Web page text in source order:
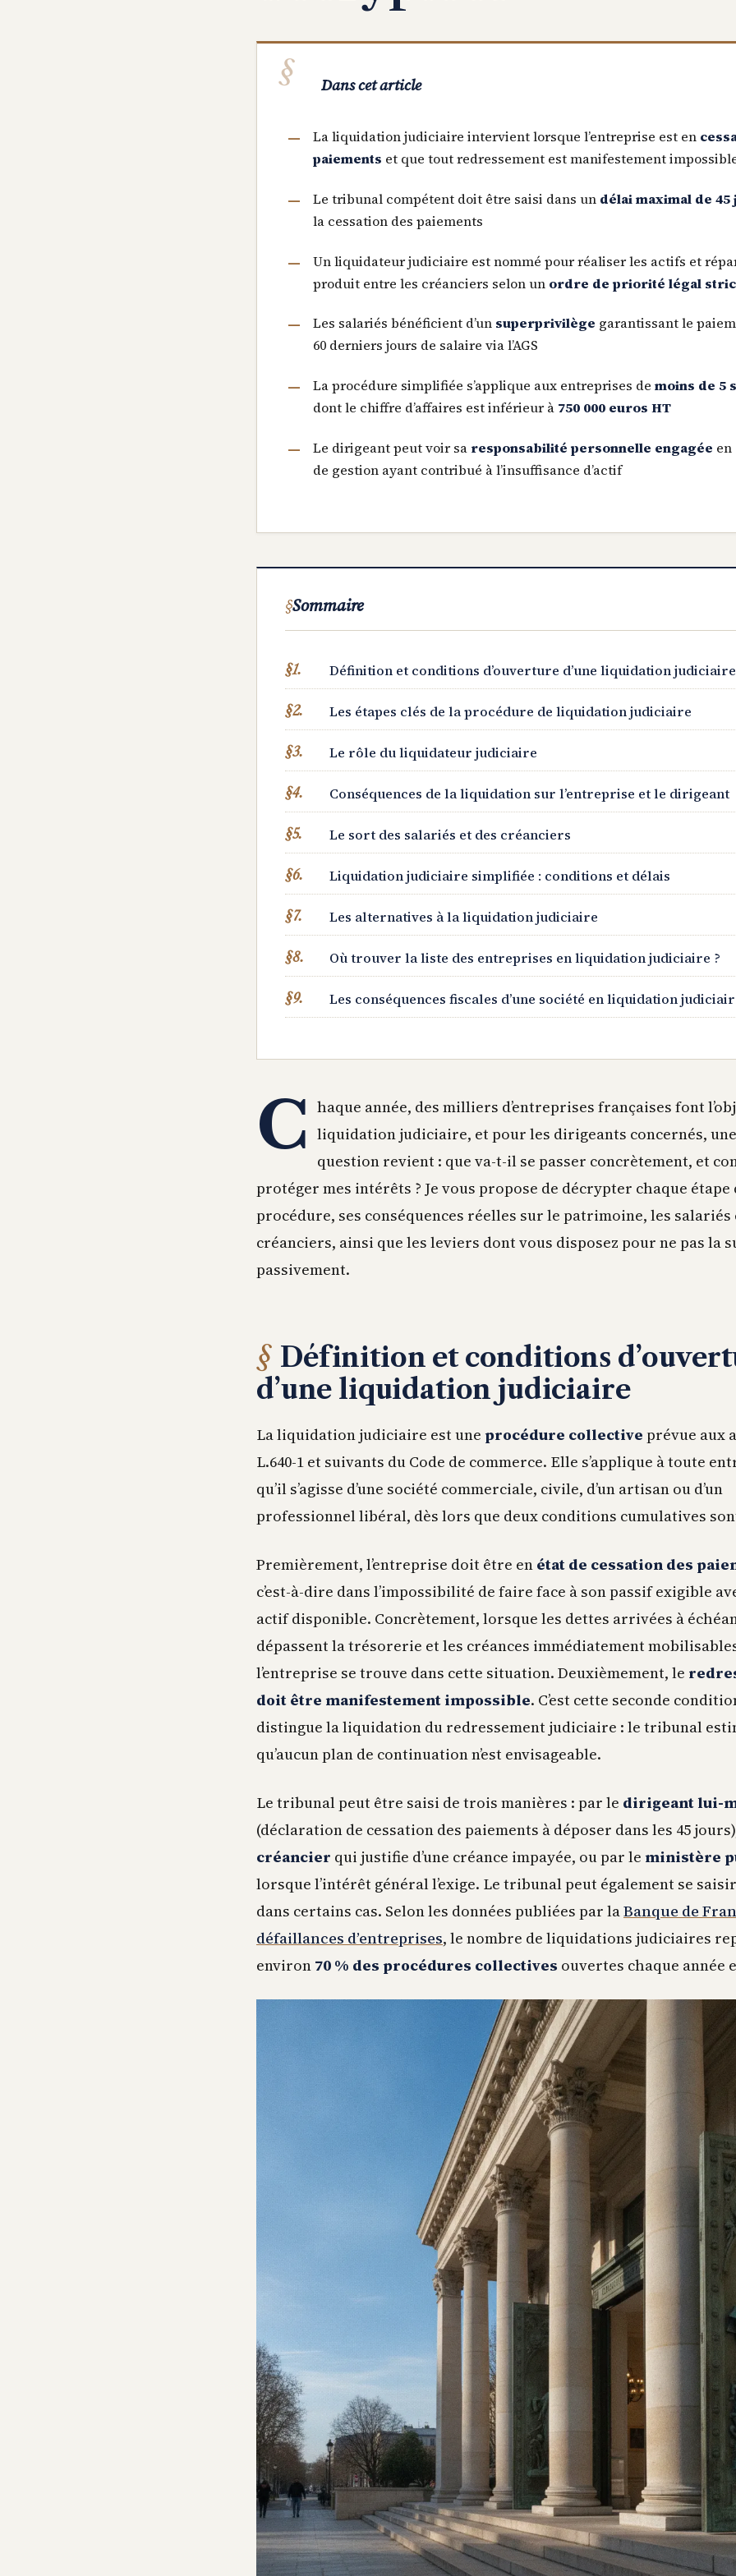
Dans cet article
La liquidation judiciaire intervient lorsque l’entreprise est en
paiements et que tout redressement est manifestement
Le tribunal compétent doit être saisi dans un délai maximal de
la cessation des paiements
Un liquidateur judiciaire est nommé pour réaliser les actifs et
produit entre les créanciers selon un ordre de priorité légal
Les salariés bénéficient d’un superprivilège garantissant le
60 derniers jours de salaire via l’AGS
La procédure simplifiée s’applique aux entreprises de moins de 5
dont le chiffre d’affaires est inférieur à 750 000 euros HT
Le dirigeant peut voir sa responsabilité personnelle engagée en
de gestion ayant contribué à l’insuffisance d’actif
Sommaire
Définition et conditions d’ouverture d’une liquidation judiciaire
Les étapes clés de la procédure de liquidation judiciaire
Le rôle du liquidateur judiciaire
Conséquences de la liquidation sur l’entreprise et le dirigeant
Le sort des salariés et des créanciers
Liquidation judiciaire simplifiée : conditions et délais
Les alternatives à la liquidation judiciaire
Où trouver la liste des entreprises en liquidation judiciaire ?
Les conséquences fiscales d’une société en liquidation
C haque année, des milliers d’entreprises françaises font
liquidation judiciaire, et pour les dirigeants concernés,
question revient : que va-t-il se passer concrètement, et
protéger mes intérêts ? Je vous propose de décrypter chaque étape
procédure, ses conséquences réelles sur le patrimoine, les salariés
créanciers, ainsi que les leviers dont vous disposez pour ne pas la
passivement.
Définition et conditions
d’une liquidation judiciaire
La liquidation judiciaire est une procédure collective prévue aux
L.640-1 et suivants du Code de commerce. Elle s’applique à toute
qu’il s’agisse d’une société commerciale, civile, d’un artisan ou d’un
professionnel libéral, dès lors que deux conditions cumulatives
Premièrement, l’entreprise doit être en état de cessation des
c’est-à-dire dans l’impossibilité de faire face à son passif exigible
actif disponible. Concrètement, lorsque les dettes arrivées à
dépassent la trésorerie et les créances immédiatement
l’entreprise se trouve dans cette situation. Deuxièmement, le
doit être manifestement impossible. C’est cette seconde
distingue la liquidation du redressement judiciaire : le tribunal
qu’aucun plan de continuation n’est envisageable.
Le tribunal peut être saisi de trois manières : par le dirigeant lui-
(déclaration de cessation des paiements à déposer dans les 45
créancier qui justifie d’une créance impayée, ou par le ministère
lorsque l’intérêt général l’exige. Le tribunal peut également se saisir
dans certains cas. Selon les données publiées par laBanque de
défaillances d’entreprises, le nombre de liquidations judiciaires
environ 70 % des procédures collectives ouvertes chaque année